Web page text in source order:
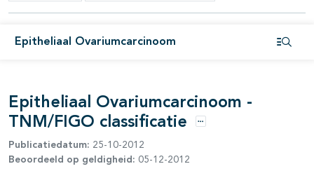
Epitheliaal Ovariumcarcinoom
open- en dichtklappen
open- en dichtklappen
open- en dichtklappen
open- en dichtklappen
Epitheliaal Ovariumcarcinoom -
TNM/FIGO classificatie
Opties
Publicatiedatum: 25-10-2012
Beoordeeld op geldigheid: 05-12-2012